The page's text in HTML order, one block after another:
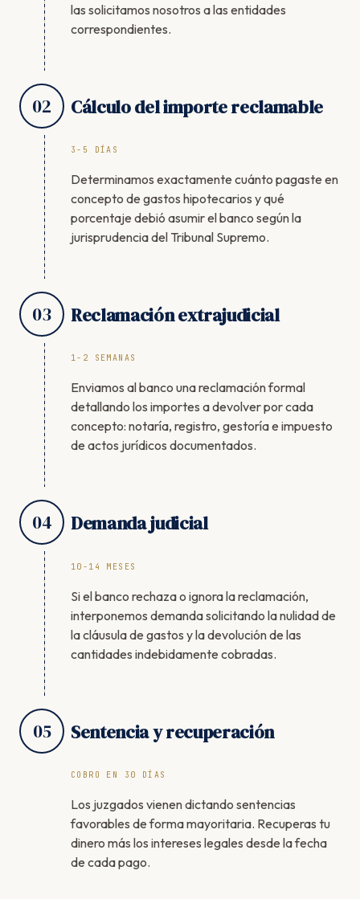
las solicitamos nosotros a las entidades
correspondientes.
02 Cálculo del importe reclamable
3-5 DÍAS
Determinamos exactamente cuánto pagaste en
concepto de gastos hipotecarios y qué
porcentaje debió asumir el banco según la
jurisprudencia del Tribunal Supremo.
03 Reclamación extrajudicial
1-2 SEMANAS
Enviamos al banco una reclamación formal
detallando los importes a devolver por cada
concepto: notaría, registro, gestoría e impuesto
de actos jurídicos documentados.
04 Demanda judicial
10-14 MESES
Si el banco rechaza o ignora la reclamación,
interponemos demanda solicitando la nulidad de
la cláusula de gastos y la devolución de las
cantidades indebidamente cobradas.
05 Sentencia y recuperación
COBRO EN 30 DÍAS
Los juzgados vienen dictando sentencias
favorables de forma mayoritaria. Recuperas tu
dinero más los intereses legales desde la fecha
de cada pago.